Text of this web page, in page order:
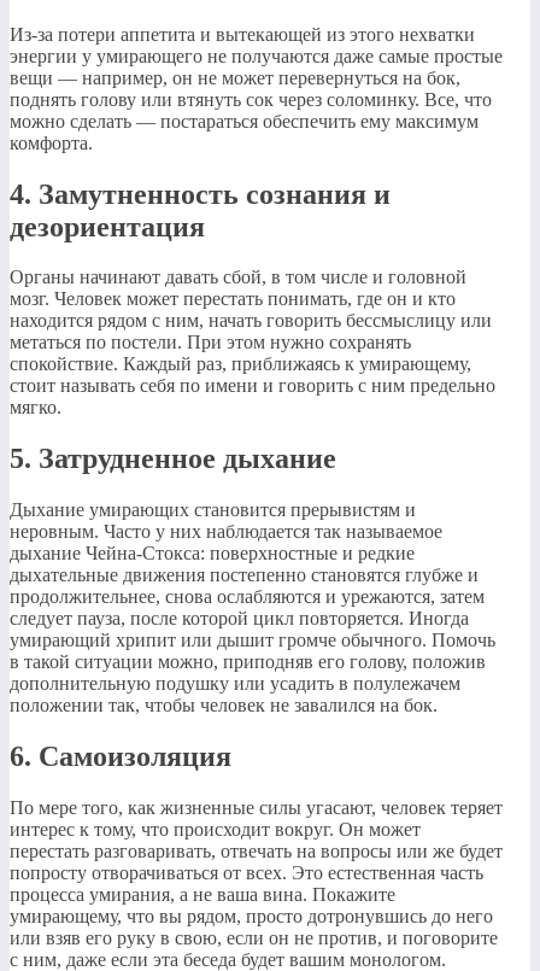
Из-за потери аппетита и вытекающей из этого нехватки
энергии у умирающего не получаются даже самые простые
вещи — например, он не может перевернуться на бок,
поднять голову или втянуть сок через соломинку. Все, что
можно сделать — постараться обеспечить ему максимум
комфорта.
4. Замутненность сознания и
дезориентация
Органы начинают давать сбой, в том числе и головной
мозг. Человек может перестать понимать, где он и кто
находится рядом с ним, начать говорить бессмыслицу или
метаться по постели. При этом нужно сохранять
спокойствие. Каждый раз, приближаясь к умирающему,
стоит называть себя по имени и говорить с ним предельно
мягко.
5. Затрудненное дыхание
Дыхание умирающих становится прерывистям и
неровным. Часто у них наблюдается так называемое
дыхание Чейна-Стокса: поверхностные и редкие
дыхательные движения постепенно становятся глубже и
продолжительнее, снова ослабляются и урежаются, затем
следует пауза, после которой цикл повторяется. Иногда
умирающий хрипит или дышит громче обычного. Помочь
в такой ситуации можно, приподняв его голову, положив
дополнительную подушку или усадить в полулежачем
положении так, чтобы человек не завалился на бок.
6. Самоизоляция
По мере того, как жизненные силы угасают, человек теряет
интерес к тому, что происходит вокруг. Он может
перестать разговаривать, отвечать на вопросы или же будет
попросту отворачиваться от всех. Это естественная часть
процесса умирания, а не ваша вина. Покажите
умирающему, что вы рядом, просто дотронувшись до него
или взяв его руку в свою, если он не против, и поговорите
с ним, даже если эта беседа будет вашим монологом.